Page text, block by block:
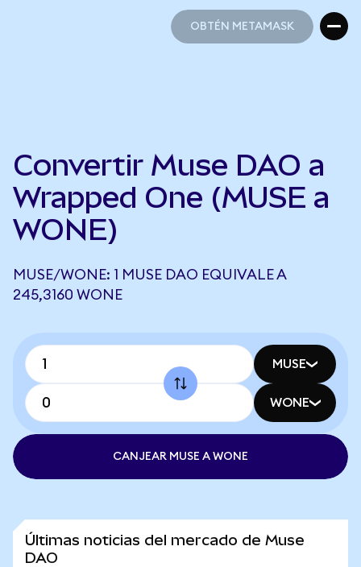
OBTÉN METAMASK
Convertir Muse DAO a
Wrapped One (MUSE a
WONE)
MUSE/WONE: 1 MUSE DAO EQUIVALE A
245,3160 WONE
MUSE
WONE
CANJEAR MUSE A WONE
Últimas noticias del mercado de Muse
DAO